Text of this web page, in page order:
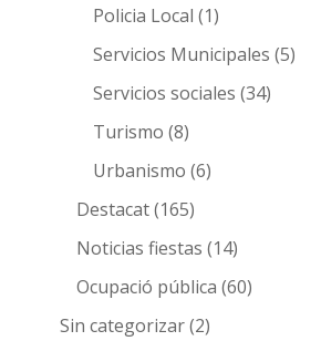
Policia Local (1)
Servicios Municipales (5)
Servicios sociales (34)
Turismo (8)
Urbanismo (6)
Destacat(165)
Noticias fiestas (14)
Ocupació pública (60)
Sin categorizar(2)